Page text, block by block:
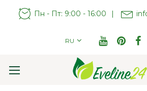
Пн - Пт: 9:00 - 16:00 |
RU